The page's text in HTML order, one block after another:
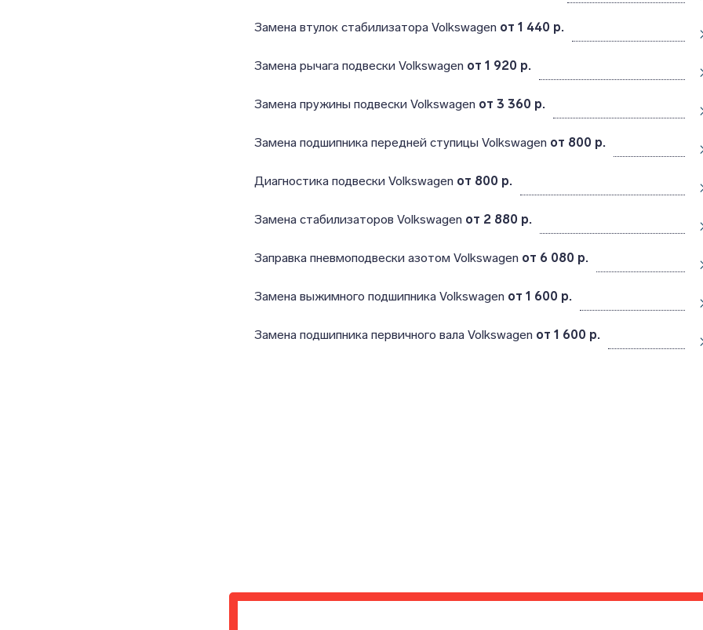
Замена втулок стабилизатора Volkswagen от 1 440 р.
Замена рычага подвески Volkswagen от 1 920 р.
Замена пружины подвески Volkswagen от 3 360 р.
Замена подшипника передней ступицы Volkswagen от 800 р.
Диагностика подвески Volkswagen от 800 р.
Замена стабилизаторов Volkswagen от 2 880 р.
Заправка пневмоподвески азотом Volkswagen от 6 080 р.
Замена выжимного подшипника Volkswagen от 1 600 р.
Замена подшипника первичного вала Volkswagen от 1 600 р.